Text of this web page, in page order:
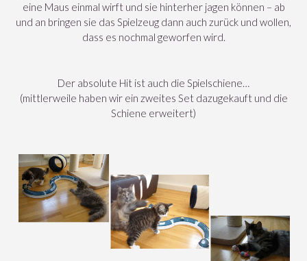
eine Maus einmal wirft und sie hinterher jagen können – ab
und an bringen sie das Spielzeug dann auch zurück und wollen,
dass es nochmal geworfen wird.
Der absolute Hit ist auch die Spielschiene…
(mittlerweile haben wir ein zweites Set dazugekauft und die
Schiene erweitert)